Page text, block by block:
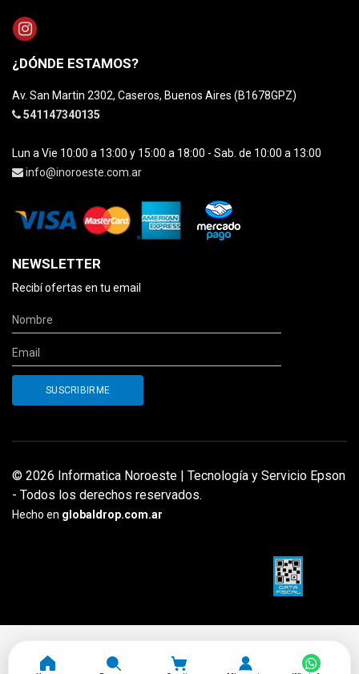
¿DÓNDE ESTAMOS?
Av. San Martin 2302, Caseros, Buenos Aires (B1678GPZ)
541147340135
Lun a Vie 10:00 a 13:00 y 15:00 a 18:00 - Sab. de 10:00 a 13:00
info@inoroeste.com.ar
NEWSLETTER
Recibí ofertas en tu email
© 2026 Informatica Noroeste | Tecnología y Servicio Epson
- Todos los derechos reservados.
Hecho en globaldrop.com.ar